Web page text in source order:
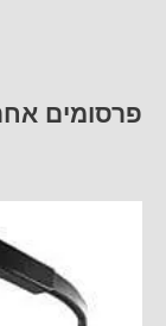
פרסומים